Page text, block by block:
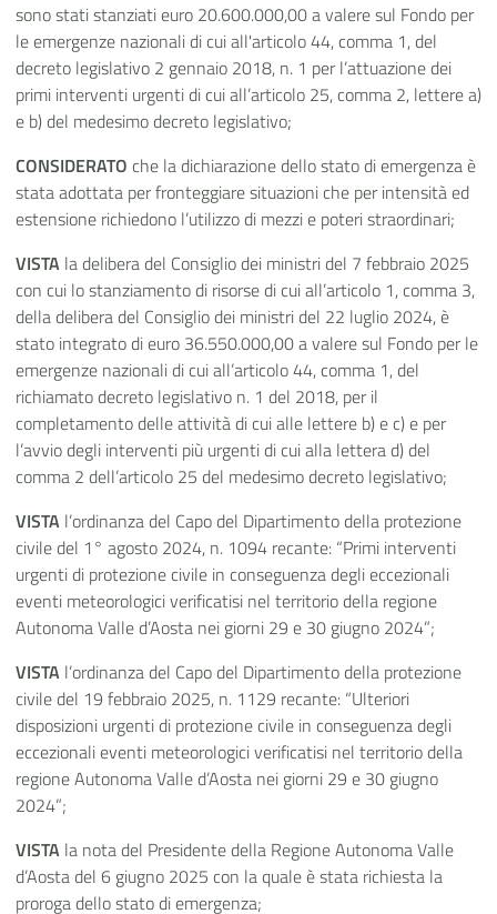
sono stati stanziati euro 20.600.000,00 a valere sul Fondo per
le emergenze nazionali di cui all'articolo 44, comma 1, del
decreto legislativo 2 gennaio 2018, n. 1 per l’attuazione dei
primi interventi urgenti di cui all’articolo 25, comma 2, lettere a)
e b) del medesimo decreto legislativo;
CONSIDERATO che la dichiarazione dello stato di emergenza è
stata adottata per fronteggiare situazioni che per intensità ed
estensione richiedono l’utilizzo di mezzi e poteri straordinari;
VISTA la delibera del Consiglio dei ministri del 7 febbraio 2025
con cui lo stanziamento di risorse di cui all’articolo 1, comma 3,
della delibera del Consiglio dei ministri del 22 luglio 2024, è
stato integrato di euro 36.550.000,00 a valere sul Fondo per le
emergenze nazionali di cui all’articolo 44, comma 1, del
richiamato decreto legislativo n. 1 del 2018, per il
completamento delle attività di cui alle lettere b) e c) e per
l’avvio degli interventi più urgenti di cui alla lettera d) del
comma 2 dell’articolo 25 del medesimo decreto legislativo;
VISTA l’ordinanza del Capo del Dipartimento della protezione
civile del 1° agosto 2024, n. 1094 recante: “Primi interventi
urgenti di protezione civile in conseguenza degli eccezionali
eventi meteorologici verificatisi nel territorio della regione
Autonoma Valle d’Aosta nei giorni 29 e 30 giugno 2024”;
VISTA l’ordinanza del Capo del Dipartimento della protezione
civile del 19 febbraio 2025, n. 1129 recante: “Ulteriori
disposizioni urgenti di protezione civile in conseguenza degli
eccezionali eventi meteorologici verificatisi nel territorio della
regione Autonoma Valle d’Aosta nei giorni 29 e 30 giugno
2024”;
VISTA la nota del Presidente della Regione Autonoma Valle
d’Aosta del 6 giugno 2025 con la quale è stata richiesta la
proroga dello stato di emergenza;